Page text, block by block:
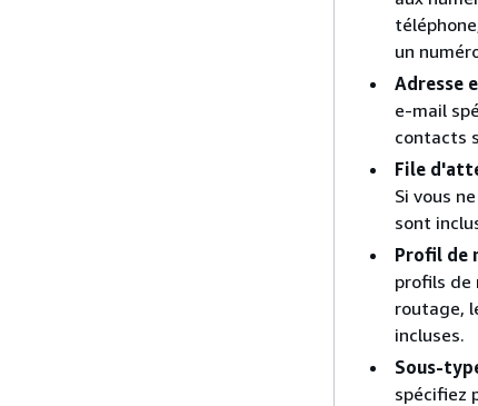
un
Adresse
e-mail
contacts
File
Si vous
sont
Profil de
profils de
routage,
incluses.
Sous-
spécifiez